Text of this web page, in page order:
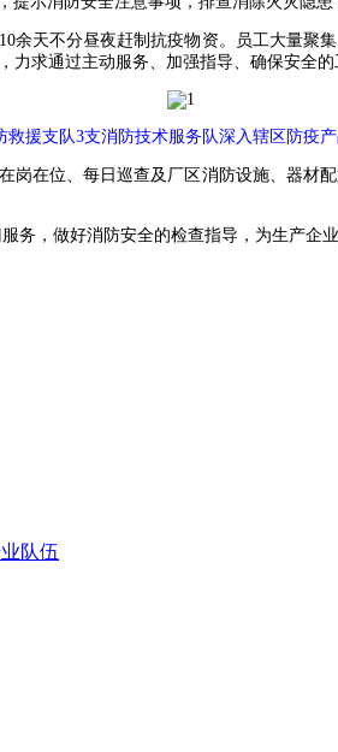
余天不分昼夜赶制抗疫物资。员工大量
求通过主动服务、加强指导、确保安全
救援支队3支消防技术服务队深入辖区防疫产
在位、每日巡查及厂区消防设施、器
，做好消防安全的检查指导，为生产企
队伍